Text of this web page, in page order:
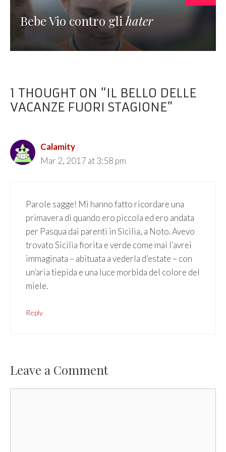
Bebe Vio contro glihater
1 THOUGHT ON “IL BELLO DELLE
VACANZE FUORI STAGIONE”
Calamity
Mar 2, 2017 at 3:58 pm
Parole sagge! Mi hanno fatto ricordare una
primavera di quando ero piccola ed ero andata
per Pasqua dai parenti in Sicilia, a Noto. Avevo
trovato Sicilia fiorita e verde come mai l’avrei
immaginata – abituata a vederla d’estate – con
un’aria tiepida e una luce morbida del colore del
miele.
Reply
Leave a Comment